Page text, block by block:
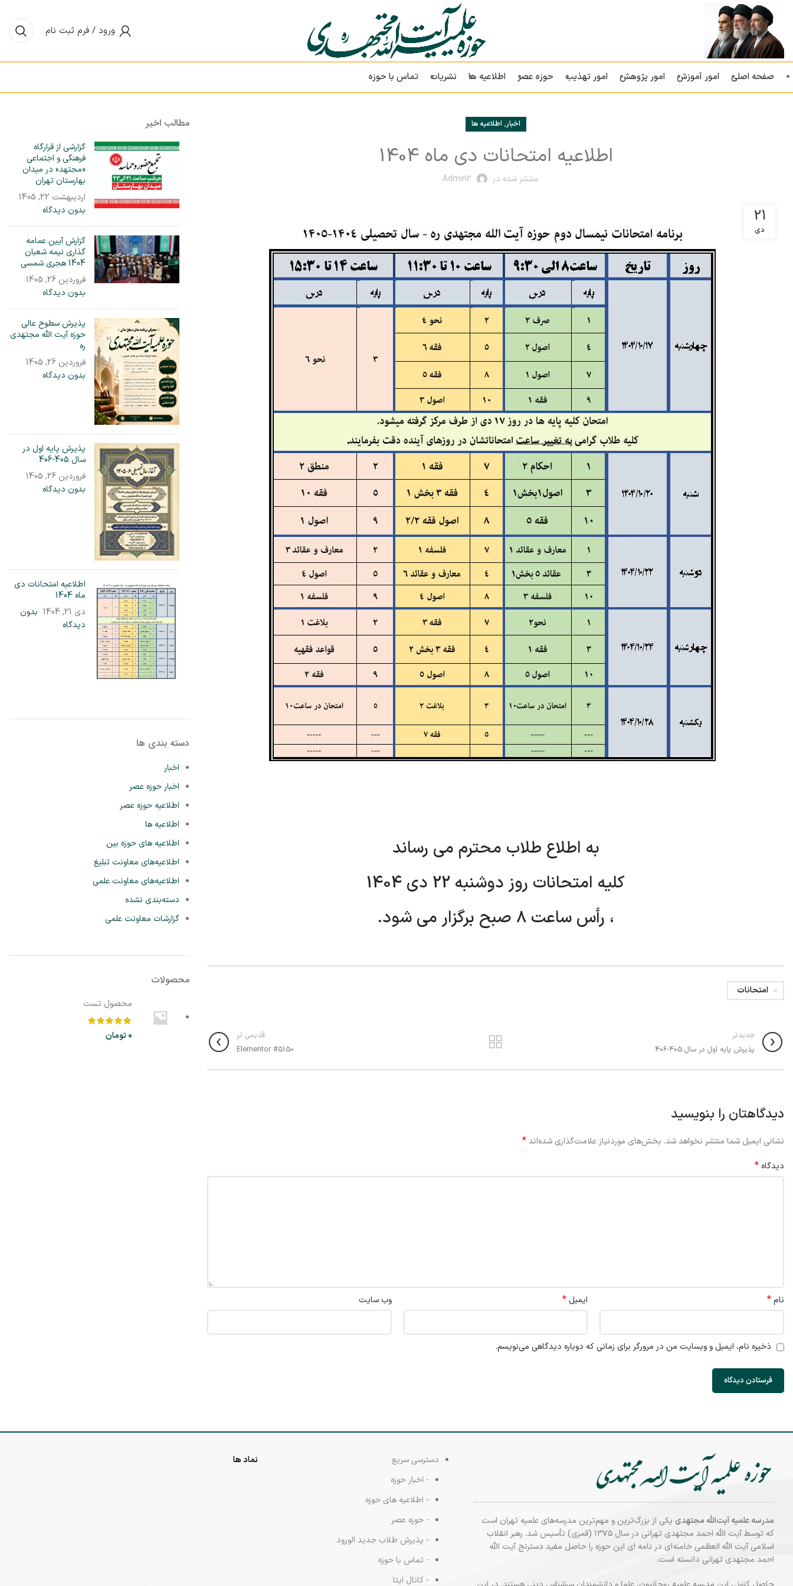
ورود / فرم ثبت نام
صفحه اصلی امور آموزش امور پژوهش امور تهذیب حوزه عصر اطلاعیه ها نشریات تماس با حوزه
اخبار, اطلاعیه ها
اطلاعیه امتحانات دی ماه 1404
منتشر شده در Admin2
21
دی
به اطلاع طلاب محترم می رساند
کلیه امتحانات روز دوشنبه 22 دی 1404
، رأس ساعت 8 صبح برگزار می شود.
امتحانات
جدیدتر
پذیرش پایه اول در سال 405-406
قدیمی تر
Elementor #5150
دیدگاهتان را بنویسید
نشانی ایمیل شما منتشر نخواهد شد. بخش‌های موردنیاز علامت‌گذاری شده‌اند*
دیدگاه *
نام* ایمیل * وب‌ سایت
ذخیره نام، ایمیل و وبسایت من در مرورگر برای زمانی که دوباره دیدگاهی می‌نویسم.
مطالب اخیر
گزارشی از قرارگاه
فرهنگی و اجتماعی
«مجتهد» در میدان‌
بهارستان تهران
اردیبهشت 22, 1405
بدون دیدگاه
گزارش آیین عمامه
گذاری نیمه شعبان
1404 هجری شمسی
فروردین 26, 1405
بدون دیدگاه
پذیرش سطوح عالی
حوزه آیت الله مجتهدی
ره
فروردین 26, 1405
بدون دیدگاه
پذیرش پایه اول در
سال 405-406
فروردین 26, 1405
بدون دیدگاه
اطلاعیه امتحانات دی
ماه 1404
دی 21, 1404
بدون
دیدگاه
دسته بندی ها
اخبار
اخبار حوزه عصر
اطلاعیه حوزه عصر
اطلاعیه ها
اطلاعیه های حوزه بین
اطلاعیه‌های معاونت تبلیغ
اطلاعیه‌های معاونت علمی
دسته‌بندی نشده
گزارشات معاونت علمی
محصولات
محصول تست
0تومان
مدرسه علمیه آیت‌الله مجتهدی یکی از بزرگ‌ترین و مهم‌ترین مدرسه‌های علمیه تهران است
که توسط آیت الله احمد مجتهدی تهرانی در سال ۱۳۷۵ (قمری) تأسیس شد. رهبر انقلاب
اسلامی آیت الله العظمی خامنه‌ای در نامه‌ ای این حوزه را حاصل مفید دسترنج آیت الله
احمد مجتهدی تهرانی دانسته‌ است.
دسترسی سریع
- اخبار حوزه
- اطلاعیه های حوزه
- حوزه عصر
- پذیرش طلاب جدید الورود
- تماس با حوزه
- کانال ایتا
نماد ها